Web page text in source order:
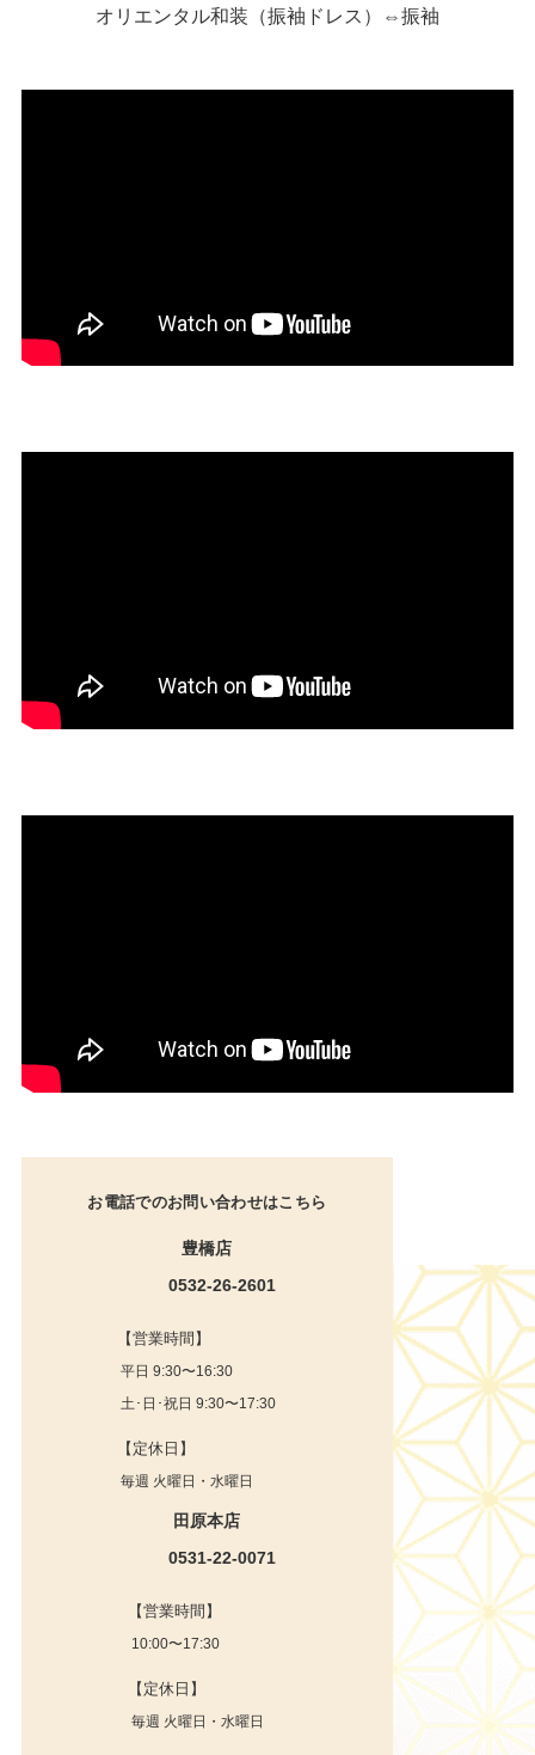
オリエンタル和装（振袖ドレス）⇔振袖
お電話でのお問い合わせはこちら
豊橋店
0532-26-2601
【営業時間】
平日 9:30〜16:30
土･日･祝日 9:30〜17:30
【定休日】
毎週 火曜日・水曜日
田原本店
0531-22-0071
【営業時間】
10:00〜17:30
【定休日】
毎週 火曜日・水曜日